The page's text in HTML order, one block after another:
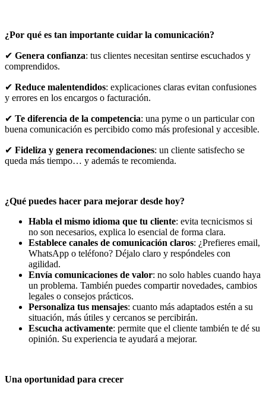
¿Por qué es tan importante cuidar la comunicación?
✔ Genera confianza: tus clientes necesitan sentirse escuchados y
comprendidos.
✔ Reduce malentendidos: explicaciones claras evitan confusiones
y errores en los encargos o facturación.
✔ Te diferencia de la competencia: una pyme o un particular con
buena comunicación es percibido como más profesional y accesible.
✔ Fideliza y genera recomendaciones: un cliente satisfecho se
queda más tiempo… y además te recomienda.
¿Qué puedes hacer para mejorar desde hoy?
Habla el mismo idioma que tu cliente: evita tecnicismos si
no son necesarios, explica lo esencial de forma clara.
Establece canales de comunicación claros: ¿Prefieres email,
WhatsApp o teléfono? Déjalo claro y respóndeles con
agilidad.
Envía comunicaciones de valor: no solo hables cuando haya
un problema. También puedes compartir novedades, cambios
legales o consejos prácticos.
Personaliza tus mensajes: cuanto más adaptados estén a su
situación, más útiles y cercanos se percibirán.
Escucha activamente: permite que el cliente también te dé su
opinión. Su experiencia te ayudará a mejorar.
Una oportunidad para crecer